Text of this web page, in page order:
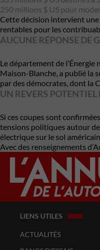
250 millions $ US pour
Cette décision intervient
rentables pour les
AUCUNE RÉPONSE DE
Le département de
Maison-Blanche, a publié la
par des démocrates, dont la
UN REVERS POTENTIEL
Si ces coupes sont
tensions politiques autour
électrique sur le sol
Avec des renseignements
LIENS UTILES
ACTUALITÉS